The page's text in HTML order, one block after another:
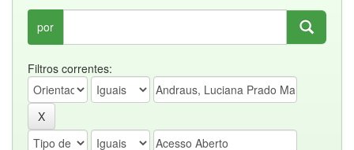
por
Filtros correntes: